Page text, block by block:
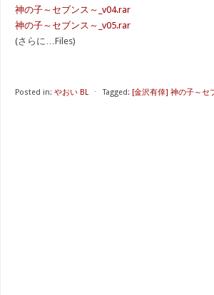
神の子～セブンス～_v04.rar
神の子～セブンス～_v05.rar
(さらに…Files)
Posted in: やおい BL ⋅ Tagged: [金沢有倖] 神の子～セ